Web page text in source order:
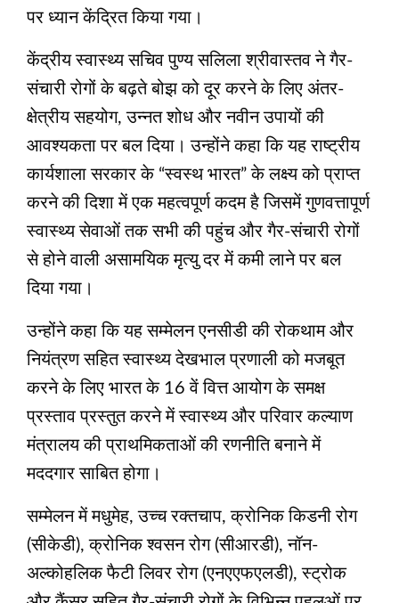
पर ध्यान केंद्रित किया गया।
केंद्रीय स्वास्थ्य सचिव पुण्य सलिला श्रीवास्तव ने गैर-
संचारी रोगों के बढ़ते बोझ को दूर करने के लिए अंतर-
क्षेत्रीय सहयोग, उन्नत शोध और नवीन उपायों की
आवश्यकता पर बल दिया। उन्होंने कहा कि यह राष्ट्रीय
कार्यशाला सरकार के “स्वस्थ भारत” के लक्ष्य को प्राप्त
करने की दिशा में एक महत्वपूर्ण कदम है जिसमें गुणवत्तापूर्ण
स्वास्थ्य सेवाओं तक सभी की पहुंच और गैर-संचारी रोगों
से होने वाली असामयिक मृत्यु दर में कमी लाने पर बल
दिया गया।
उन्होंने कहा कि यह सम्मेलन एनसीडी की रोकथाम और
नियंत्रण सहित स्वास्थ्य देखभाल प्रणाली को मजबूत
करने के लिए भारत के 16 वें वित्त आयोग के समक्ष
प्रस्ताव प्रस्तुत करने में स्वास्थ्य और परिवार कल्याण
मंत्रालय की प्राथमिकताओं की रणनीति बनाने में
मददगार साबित होगा।
सम्मेलन में मधुमेह, उच्च रक्तचाप, क्रोनिक किडनी रोग
(सीकेडी), क्रोनिक श्वसन रोग (सीआरडी), नॉन-
अल्कोहलिक फैटी लिवर रोग (एनएएफएलडी), स्ट्रोक